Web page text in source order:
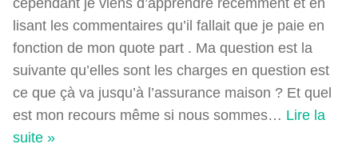
lisant les commentaires qu’il fallait que je paie en
fonction de mon quote part . Ma question est la
suivante qu’elles sont les charges en question est
ce que çà va jusqu’à l’assurance maison ? Et quel
est mon recours même si nous sommes… Lire la
suite »